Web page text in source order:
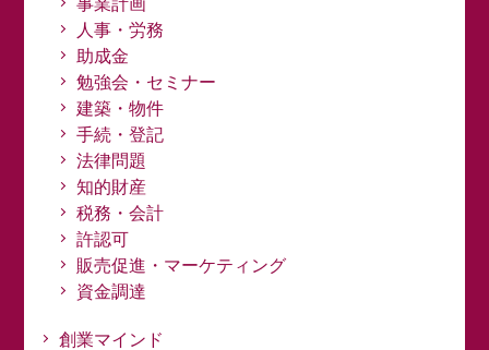
事業計画
人事・労務
助成金
勉強会・セミナー
建築・物件
手続・登記
法律問題
知的財産
税務・会計
許認可
販売促進・マーケティング
資金調達
創業マインド